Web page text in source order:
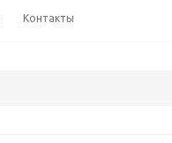
Контакты